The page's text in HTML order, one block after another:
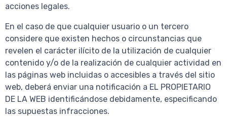
acciones legales.
En el caso de que cualquier usuario o un tercero
considere que existen hechos o circunstancias que
revelen el carácter ilícito de la utilización de cualquier
contenido y/o de la realización de cualquier actividad en
las páginas web incluidas o accesibles a través del sitio
web, deberá enviar una notificación a EL PROPIETARIO
DE LA WEB identificándose debidamente, especificando
las supuestas infracciones.